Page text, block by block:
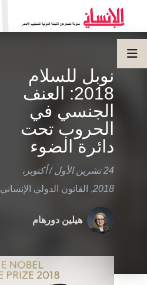
نوبل للسلام
2018: العنف
الجنسي في
الحروب تحت
دائرة الضوء
24 تشرين الأول / أكتوبر،
2018
, القانون الدولي الإنساني
هيلين دورهام